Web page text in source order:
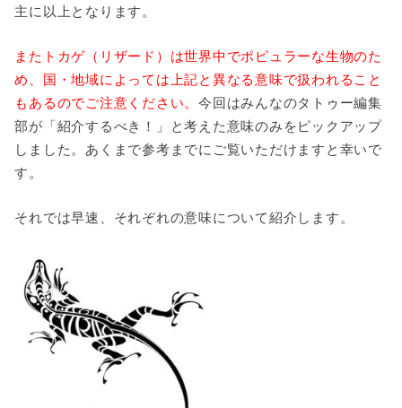
主に以上となります。
またトカゲ（リザード）は世界中でポピュラーな生物のた
め、国・地域によっては上記と異なる意味で扱われること
もあるのでご注意ください。今回はみんなのタトゥー編集
部が「紹介するべき！」と考えた意味のみをピックアップ
しました。あくまで参考までにご覧いただけますと幸いで
す。
それでは早速、それぞれの意味について紹介します。